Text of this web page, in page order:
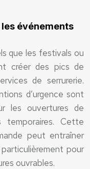
événements
que les festivals ou
créer des pics de
de serrurerie.
d’urgence sont
les ouvertures de
Cette
peut entraîner
pour
ouvrables.